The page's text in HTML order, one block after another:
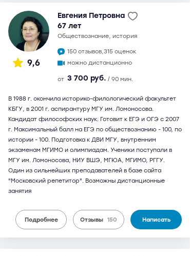
9,6
Евгения Петровна
67 лет
обществознание, история
150 отзывов,315 оценок
можно дистанционно
от 3 700 руб. / 90 мин.
В 1988 г. окончила историко-филологический факультет
КБГУ, в 2001 г. аспирантуру МГУ им. Ломоносова.
Кандидат философских наук. Готовит к ЕГЭ и ОГЭ с 2007
г. Максимальный балл на ЕГЭ по обществознанию - 100, по
истории - 100. Подготовка к ДВИ МГУ, внутренним
экзаменам МГИМО и олимпиадам. Ученики поступали в
МГУ им. Ломоносова, НИУ ВШЭ, МГЮА, МГИМО, РГГУ.
Один из сильнейших преподавателей в базе сайта
"Московский репетитор". Возможны дистанционные
занятия
Подробнее Отзывы 150 Написать